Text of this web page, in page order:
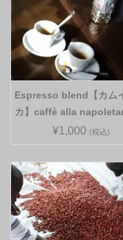
Espresso blend【カム
カ】caffè alla
¥1,000 (税込)